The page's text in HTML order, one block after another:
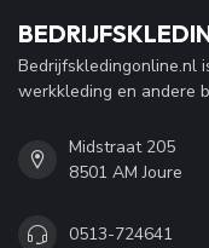
Bedrijfskledingonline.nl
werkkleding en andere
Midstraat 205
8501 AM Joure
0513-724641